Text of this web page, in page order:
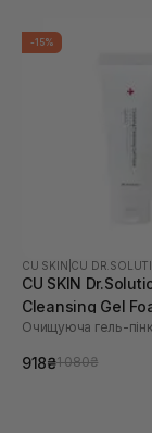
-15%
CU SKIN CU
CU SKIN
Cleansing Gel
Очищуюча гель-
918₴1 080₴